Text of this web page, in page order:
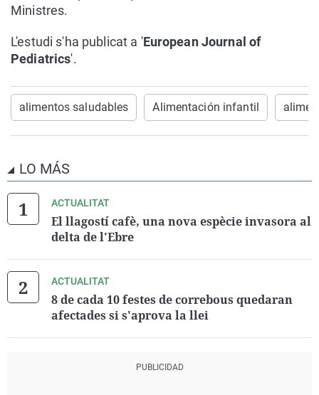
Ministres.
L'estudi s'ha publicat a 'European Journal of
Pediatrics'.
alimentos saludables Alimentación infantil
LO MÁS
ACTUALITAT
El llagostí cafè, una nova espècie invasora al
delta de l'Ebre
ACTUALITAT
8 de cada 10 festes de correbous quedaran
afectades si s'aprova la llei